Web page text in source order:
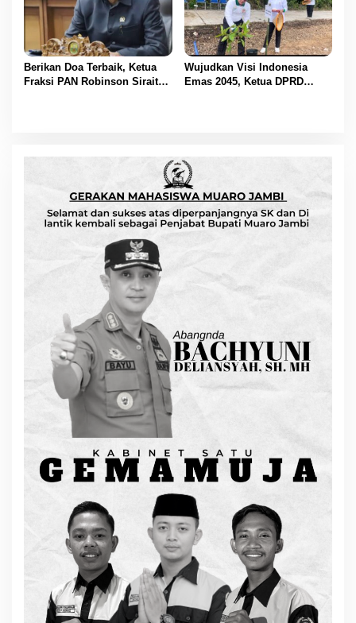
Berikan Doa Terbaik, Ketua
Fraksi PAN Robinson Sirait
Wujudkan Visi Indonesia
Emas 2045, Ketua DPRD